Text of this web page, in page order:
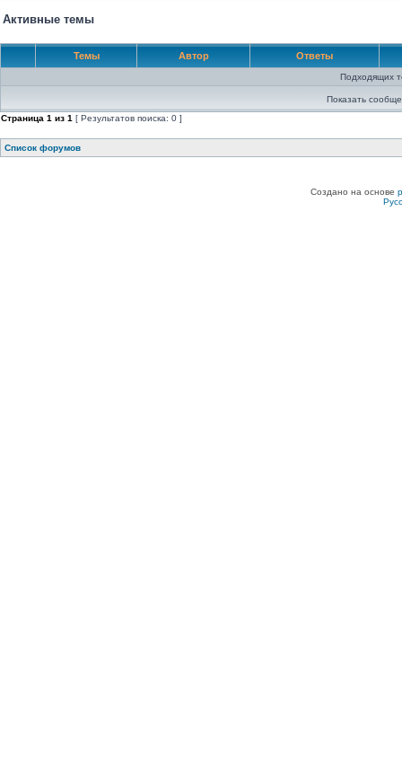
Активные темы
Темы Автор Ответы
Подходящих
Показать
Страница 1 из 1 [ Результатов поиска: 0 ]
Список форумов
Создано на основе